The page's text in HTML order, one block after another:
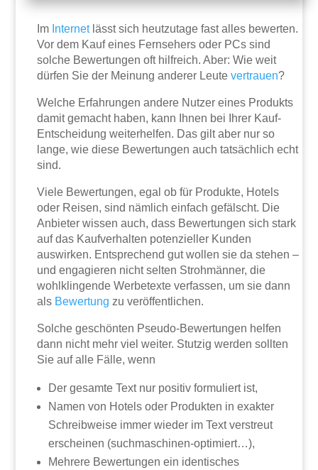
Im Internetlässt sich heutzutage fast alles bewerten.
Vor dem Kauf eines Fernsehers oder PCs sind
solche Bewertungen oft hilfreich. Aber: Wie weit
dürfen Sie der Meinung anderer Leutevertrauen?
Welche Erfahrungen andere Nutzer eines Produkts
damit gemacht haben, kann Ihnen bei Ihrer Kauf-
Entscheidung weiterhelfen. Das gilt aber nur so
lange, wie diese Bewertungen auch tatsächlich echt
sind.
Viele Bewertungen, egal ob für Produkte, Hotels
oder Reisen, sind nämlich einfach gefälscht. Die
Anbieter wissen auch, dass Bewertungen sich stark
auf das Kaufverhalten potenzieller Kunden
auswirken. Entsprechend gut wollen sie da stehen –
und engagieren nicht selten Strohmänner, die
wohlklingende Werbetexte verfassen, um sie dann
als Bewertung zu veröffentlichen.
Solche geschönten Pseudo-Bewertungen helfen
dann nicht mehr viel weiter. Stutzig werden sollten
Sie auf alle Fälle, wenn
Der gesamte Text nur positiv formuliert ist,
Namen von Hotels oder Produkten in exakter
Schreibweise immer wieder im Text verstreut
erscheinen (suchmaschinen-optimiert…),
Mehrere Bewertungen ein identisches